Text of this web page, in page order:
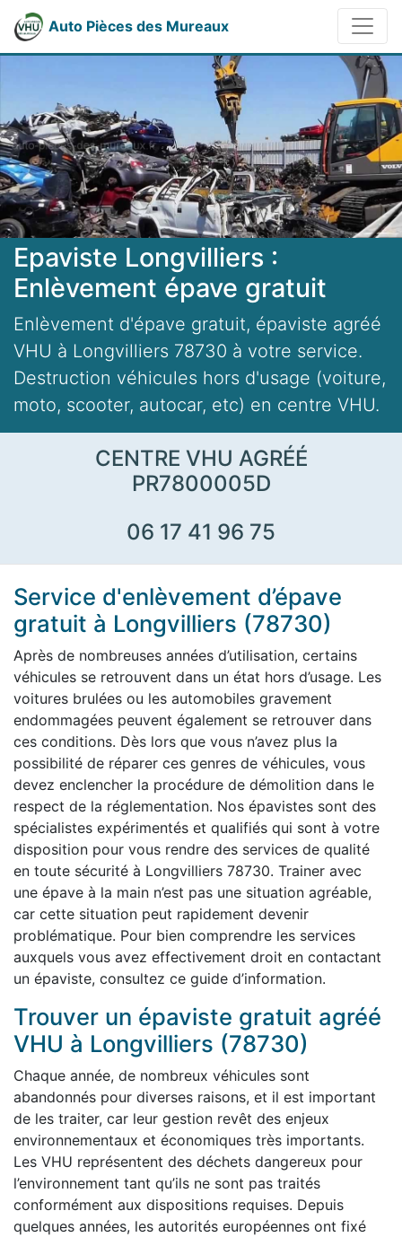
Auto Pièces des Mureaux
Epaviste Longvilliers :
Enlèvement épave gratuit
Enlèvement d'épave gratuit, épaviste agréé
VHU à Longvilliers 78730 à votre service.
Destruction véhicules hors d'usage (voiture,
moto, scooter, autocar, etc) en centre VHU.
CENTRE VHU AGRÉÉ
PR7800005D
06 17 41 96 75
Service d'enlèvement d’épave
gratuit à Longvilliers (78730)
Après de nombreuses années d’utilisation, certains
véhicules se retrouvent dans un état hors d’usage. Les
voitures brulées ou les automobiles gravement
endommagées peuvent également se retrouver dans
ces conditions. Dès lors que vous n’avez plus la
possibilité de réparer ces genres de véhicules, vous
devez enclencher la procédure de démolition dans le
respect de la réglementation. Nos épavistes sont des
spécialistes expérimentés et qualifiés qui sont à votre
disposition pour vous rendre des services de qualité
en toute sécurité à Longvilliers 78730. Trainer avec
une épave à la main n’est pas une situation agréable,
car cette situation peut rapidement devenir
problématique. Pour bien comprendre les services
auxquels vous avez effectivement droit en contactant
un épaviste, consultez ce guide d’information.
Trouver un épaviste gratuit agréé
VHU à Longvilliers (78730)
Chaque année, de nombreux véhicules sont
abandonnés pour diverses raisons, et il est important
de les traiter, car leur gestion revêt des enjeux
environnementaux et économiques très importants.
Les VHU représentent des déchets dangereux pour
l’environnement tant qu’ils ne sont pas traités
conformément aux dispositions requises. Depuis
quelques années, les autorités européennes ont fixé